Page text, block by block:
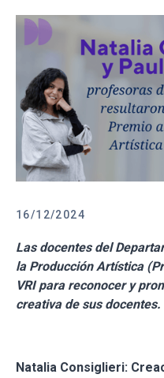
16/12/2024
Las docentes del
la Producción Artística
VRI para reconocer y
creativa de sus docentes.
Natalia Consiglieri: